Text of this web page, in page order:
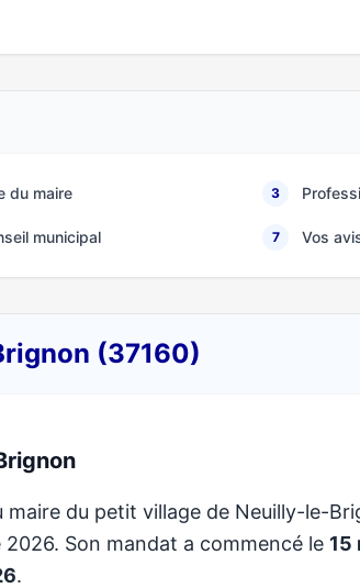
du maire 3
municipal 7 Vos
(37160)
maire du petit village de Neuilly-le-
Son mandat a commencé le 15
.